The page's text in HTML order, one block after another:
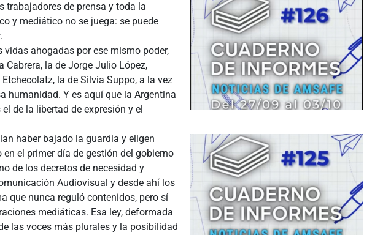
trabajadores de prensa y toda la
y mediático no se juega: se puede
ahogadas por ese mismo poder,
Cabrera, la de Jorge Julio López,
la de Silvia Suppo, a la vez
humanidad. Y es aquí que la Argentina
de la libertad de expresión y el
haber bajado la guardia y eligen
el primer día de gestión del gobierno
de los decretos de necesidad y
Audiovisual y desde ahí los
que nunca reguló contenidos, pero sí
mediáticas. Esa ley, deformada
las voces más plurales y la posibilidad